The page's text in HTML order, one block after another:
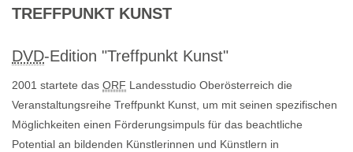
TREFFPUNKT KUNST
DVD-Edition "Treffpunkt Kunst"
2001 startete das ORF Landesstudio Oberösterreich die
Veranstaltungsreihe Treffpunkt Kunst, um mit seinen spezifischen
Möglichkeiten einen Förderungsimpuls für das beachtliche
Potential an bildenden Künstlerinnen und Künstlern in